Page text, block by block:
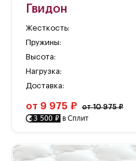
Гвидон
Жесткость:
Пружины:
Высота:
Нагрузка:
Доставка:
от 9 975 ₽ от 10 975 ₽
3 500 ₽ в Сплит